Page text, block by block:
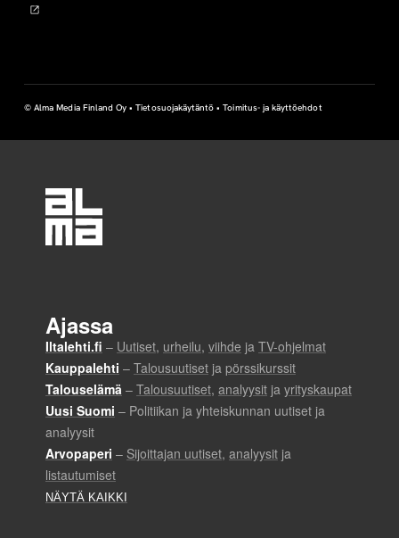
© Alma Media Finland Oy •Tietosuojakäytäntö •Toimitus- ja käyttöehdot